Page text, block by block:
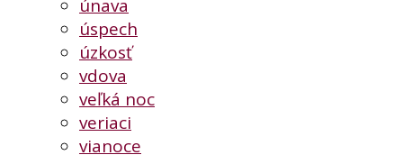
únava
úspech
úzkosť
vdova
veľká noc
veriaci
vianoce